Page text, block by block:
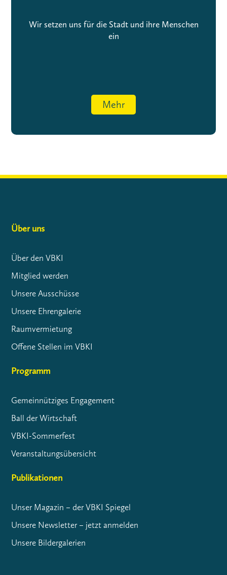
Wir setzen uns für die Stadt und ihre Menschen
ein
Mehr
Über uns
Über den VBKI
Mitglied werden
Unsere Ausschüsse
Unsere Ehrengalerie
Raumvermietung
Offene Stellen im VBKI
Programm
Gemeinnütziges Engagement
Ball der Wirtschaft
VBKI-Sommerfest
Veranstaltungsübersicht
Publikationen
Unser Magazin – der VBKI Spiegel
Unsere Newsletter – jetzt anmelden
Unsere Bildergalerien